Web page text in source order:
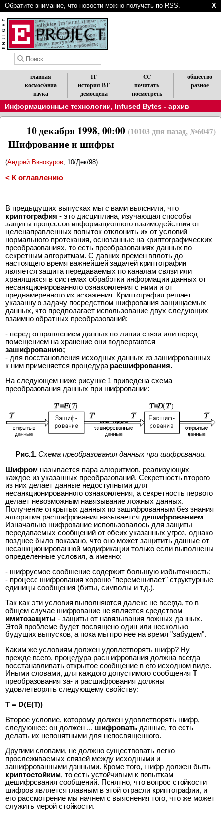
Обратите внимание, что новости можно получать по RSS. X
главная
космос/авиа
наука
IT
история ВТ
демосцена
CC
почитать
посмотреть
общество
разное
Информационные технологии, Infused Bytes - архив
10 декабря 1998, 00:00 (10103 дня назад, №6047)
Шифрование и шифры
(Андрей Винокуров , 10/Дек/98)
< К оглавлению
В предыдущих выпусках мы с вами выяснили, что
криптография - это дисциплина, изучающая способы
защиты процессов информационного взаимодействия от
целенаправленных попыток отклонить их от условий
нормального протекания, основанные на криптографических
преобразованиях, то есть преобразованиях данных по
секретным алгоритмам. С давних времен вплоть до
настоящего время важнейшей задачей криптографии
является защита передаваемых по каналам связи или
хранящихся в системах обработки информации данных от
несанкционированного ознакомления с ними и от
преднамеренного их искажения. Криптография решает
указанную задачу посредством шифрования защищаемых
данных, что предполагает использование двух следующих
взаимно обратных преобразований:
- перед отправлением данных по линии связи или перед
помещением на хранение они подвергаются
зашифрованию;
- для восстановления исходных данных из зашифрованных
к ним применяется процедура расшифрования.
На следующем ниже рисунке 1 приведена схема
преобразования данных при шифровании:
Рис.1. Схема преобразования данных при шифровании.
Шифром называется пара алгоритмов, реализующих
каждое из указанных преобразований. Секретность второго
из них делает данные недоступными для
несанкционированного ознакомления, а секретность первого
делает невозможным навязывание ложных данных.
Получение открытых данных по зашифрованным без знания
алгоритма расшифрования называется дешифрованием.
Изначально шифрование использовалось для защиты
передаваемых сообщений от обеих указанных угроз, однако
позднее было показано, что оно может защитить данные от
несанкционированной модификации только если выполнены
определенные условия, а именно:
- шифруемое сообщение содержит большую избыточность;
- процесс шифрования хорошо "перемешивает" структурные
единицы сообщения (биты, символы и т.д.).
Так как эти условия выполняются далеко не всегда, то в
общем случае шифрование не является средством
имитозащиты - защиты от навязывания ложных данных.
Этой проблеме будет посвящено один или несколько
будущих выпусков, а пока мы про нее на время "забудем".
Каким же условиям должен удовлетворять шифр? Ну
прежде всего, процедура расшифрования должна всегда
восстанавливать открытое сообщение в его исходном виде.
Иными словами, для каждого допустимого сообщения T
преобразования за- и расшифрования должны
удовлетворять следующему свойству:
T = D(E(T))
Второе условие, которому должен удовлетворять шифр,
следующее: он должен ... шифровать данные, то есть
делать их непонятными для непосвященного.
Другими словами, не должно существовать легко
прослеживаемых связей между исходными и
зашифрованными данными. Кроме того, шифр должен быть
криптостойким, то есть устойчивым к попыткам
дешифрования сообщений. Понятно, что вопрос стойкости
шифров является главным в этой отрасли криптографии, и
его рассмотрение мы начнем с выяснения того, что же может
служить мерой стойкости.